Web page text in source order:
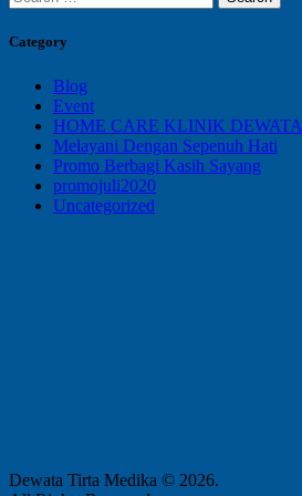
for:
Category
Blog
Event
HOME CARE KLINIK DEWATA
Melayani Dengan Sepenuh Hati
Promo Berbagi Kasih Sayang
promojuli2020
Uncategorized
Dewata Tirta Medika © 2026.